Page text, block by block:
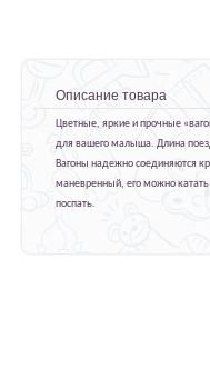
Описание товара
Цветные, яркие и прочные
для вашего малыша. Длина
Вагоны надежно соединяются
маневренный, его можно
поспать.